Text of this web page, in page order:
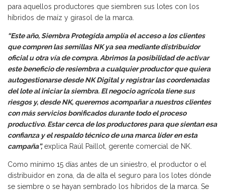
para aquellos productores que siembren sus lotes con los
híbridos de maíz y girasol de la marca.
“Este año, Siembra Protegida amplía el acceso a los clientes
que compren las semillas NK ya sea mediante distribuidor
oficial u otra vía de compra. Abrimos la posibilidad de activar
este beneficio de resiembra a cualquier productor que quiera
autogestionarse desde NK Digital y registrar las coordenadas
del lote al iniciar la siembra. El negocio agrícola tiene sus
riesgos y, desde NK, queremos acompañar a nuestros clientes
con más servicios bonificados durante todo el proceso
productivo. Estar cerca de los productores para que sientan esa
confianza y el respaldo técnico de una marca líder en esta
campaña”,explica Raúl Paillot, gerente comercial de NK.
Como mínimo 15 días antes de un siniestro, el productor o el
distribuidor en zona, da de alta el seguro para los lotes dónde
se siembre o se hayan sembrado los híbridos de la marca. Se